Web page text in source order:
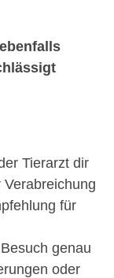
Tierarzt dir
für
genau
oder